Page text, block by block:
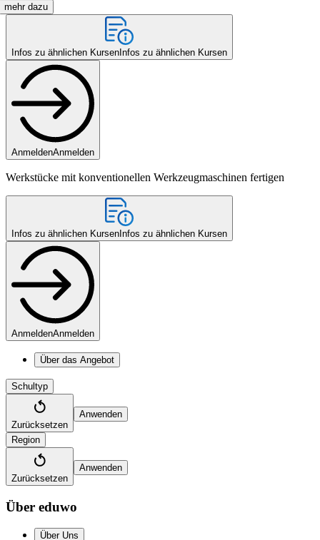
mehr dazu
Infos zu ähnlichen Kursen Infos zu ähnlichen Kursen
AnmeldenAnmelden
Werkstücke mit konventionellen Werkzeugmaschinen fertigen
Infos zu ähnlichen Kursen Infos zu ähnlichen Kursen
AnmeldenAnmelden
Über das Angebot
Schultyp
Zurücksetzen
Anwenden
Region
Zurücksetzen
Anwenden
Über eduwo
Über Uns